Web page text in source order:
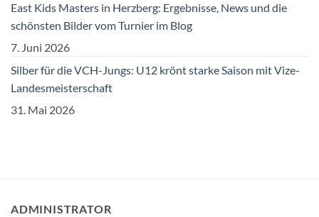
East Kids Masters in Herzberg: Ergebnisse, News und die
schönsten Bilder vom Turnier im Blog
7. Juni 2026
Silber für die VCH-Jungs: U12 krönt starke Saison mit Vize-
Landesmeisterschaft
31. Mai 2026
ADMINISTRATOR